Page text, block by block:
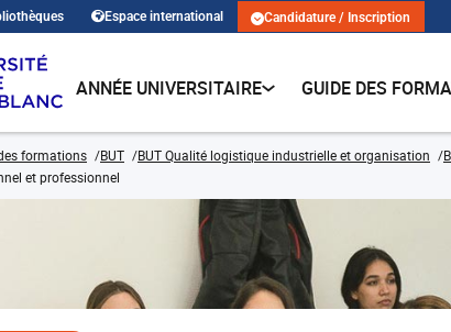
Espace international Candidature / Inscription
ANNÉE UNIVERSITAIRE GUIDE DES
formations BUT BUT Qualité logistique industrielle et organisation
et professionnel